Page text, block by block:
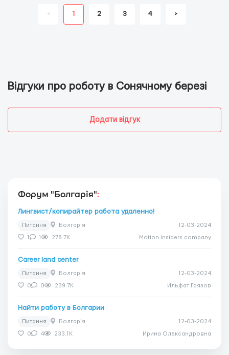
< 1 2 3 4 >
Відгуки про роботу в Сонячному березі
Додати відгук
Форум "Болгарія":
Лингвист/копирайтер работа удаленно!
Питання Болгарія 12-03-2024
1 1 278.7K Motion insiders company
Career land center
Питання Болгарія 12-03-2024
0 0 239.7K Ильфат Гаязов
Найти работу в Болгарии
Питання Болгарія 12-03-2024
0 4 233.1K Ирина Олександровна